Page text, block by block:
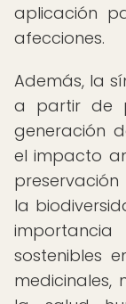
aplicación
afecciones.
Además, la
a partir de
generación
el impacto
la
sostenibles
medicinales,